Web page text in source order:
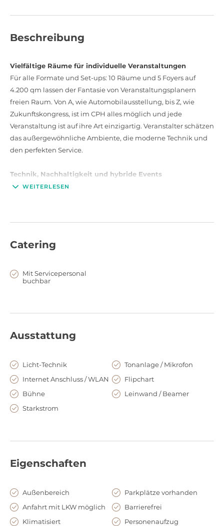
Beschreibung
Vielfältige Räume für individuelle Veranstaltungen
Für alle Formate und Set-ups: 10 Räume und 5 Foyers auf
4.200 qm lassen der Fantasie von Veranstaltungsplanern
freien Raum. Von A, wie Automobilausstellung, bis Z, wie
Zukunftskongress, ist im CPH alles möglich und jede
Veranstaltung ist auf ihre Art einzigartig. Veranstalter schätzen
das außergewöhnliche Ambiente, die moderne Technik und
den perfekten Service.
Technik, Nachhaltigkeit und hybride Events
Der CPH ist für digitale und hybride Veranstaltungen
im CPH automatisch Umwelt- und Nachhaltigkeitsaspekte
veranstalten.
WEITERLESEN
Catering
Mit Servicepersonal
buchbar
Ausstattung
Licht-Technik
Tonanlage / Mikrofon
Internet Anschluss / WLAN
Flipchart
Bühne
Leinwand / Beamer
Starkstrom
Eigenschaften
Außenbereich
Parkplätze vorhanden
Anfahrt mit LKW möglich
Barrierefrei
Klimatisiert
Personenaufzug